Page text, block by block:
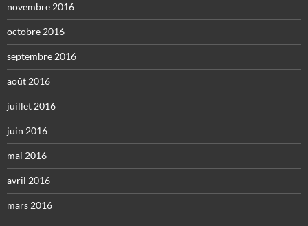
novembre 2016
octobre 2016
septembre 2016
août 2016
juillet 2016
juin 2016
mai 2016
avril 2016
mars 2016